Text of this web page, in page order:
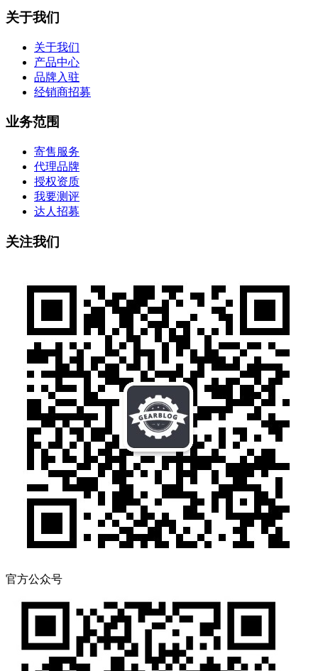
关于我们
关于我们
产品中心
品牌入驻
经销商招募
业务范围
寄售服务
代理品牌
授权资质
我要测评
达人招募
关注我们
官方公众号